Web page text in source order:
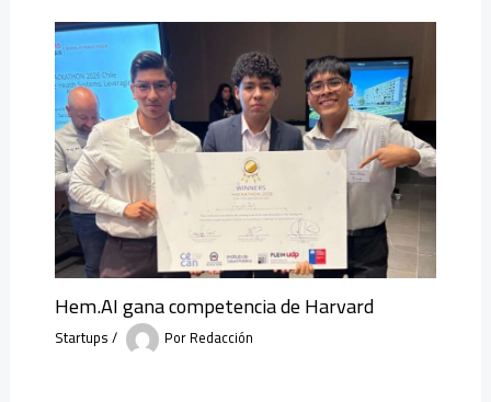
Hem.AI gana competencia de Harvard
Startups/ PorRedacción